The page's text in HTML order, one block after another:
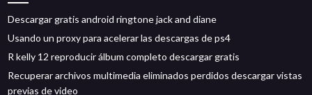
Descargar gratis android ringtone jack and diane
Usando un proxy para acelerar las descargas de ps4
R kelly 12 reproducir álbum completo descargar gratis
Recuperar archivos multimedia eliminados perdidos descargar vistas
previas de video